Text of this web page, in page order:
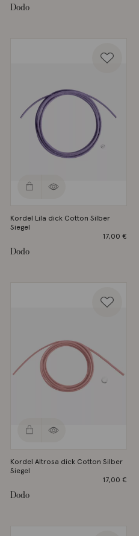
Dodo
Kordel Lila dick Cotton Silber
Siegel
17,00 €
Dodo
Kordel Altrosa dick Cotton Silber
Siegel
17,00 €
Dodo